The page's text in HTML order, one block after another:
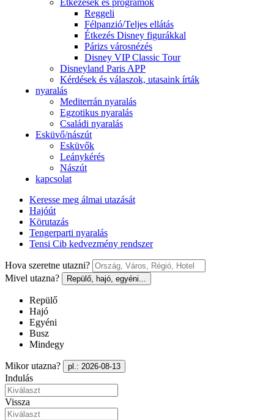
Étkezések és programok
Reggeli
Félpanzió/Teljes ellátás
Étkezés Disney figurákkal
Párizs városnézés
Disney VIP Classic Tour
Disneyland Paris APP
Kérdések és válaszok, utasaink írták
nyaralás
Mediterrán nyaralás
Egzotikus nyaralás
Családi nyaralás
Esküvő/nászút
Esküvők
Leánykérés
Nászút
kapcsolat
Keresse meg álmai utazását
Hajóút
Körutazás
Tengerparti nyaralás
Tensi Cib kedvezmény rendszer
Hova szeretne utazni?
Mivel utazna?
Repülő, hajó, egyéni...
Repülő
Hajó
Egyéni
Busz
Mindegy
Mikor utazna? pl.: 2026-08-13
Indulás
Vissza